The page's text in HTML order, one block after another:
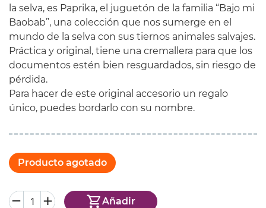
la selva, es Paprika, el juguetón de la familia “Bajo mi
Baobab”, una colección que nos sumerge en el
mundo de la selva con sus tiernos animales salvajes.
Práctica y original, tiene una cremallera para que los
documentos estén bien resguardados, sin riesgo de
pérdida.
Para hacer de este original accesorio un regalo
único, puedes bordarlo con su nombre.
Producto agotado
Añadir